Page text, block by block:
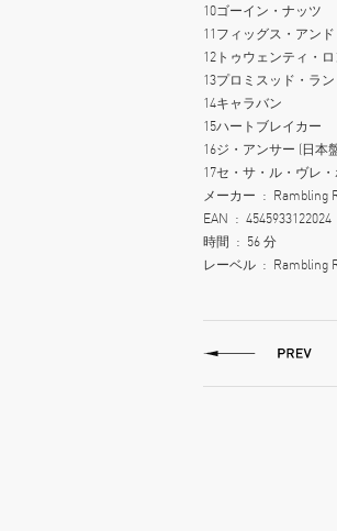
10ゴーイン・ナッツ
11 フィッグス・アン
12 トゥウェンティ・
13プロミスッド・ラン
14キャラバン
15ハートブレイカー
16ジ・アンサー (日本
17セ・サ・ル・ヴレ
メーカー ‏ : ‎ Rambling
EAN ‏ : ‎ 4545933122024
時間 ‏ : ‎ 56 分
レーベル ‏ : ‎ Rambling